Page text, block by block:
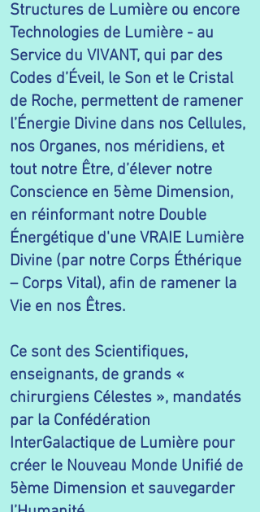
Structures de Lumière ou encore
Technologies de Lumière - au
Service du VIVANT, qui par des
Codes d’Éveil, le Son et le Cristal
de Roche, permettent de ramener
l’Énergie Divine dans nos Cellules,
nos Organes, nos méridiens, et
tout notre Être, d’élever notre
Conscience en 5ème Dimension,
en réinformant notre Double
Énergétique d'une VRAIE Lumière
Divine (par notre Corps Éthérique
– Corps Vital), afin de ramener la
Vie en nos Êtres.
Ce sont des Scientifiques,
enseignants, de grands «
chirurgiens Célestes », mandatés
par la Confédération
InterGalactique de Lumière pour
créer le Nouveau Monde Unifié de
5ème Dimension et sauvegarder